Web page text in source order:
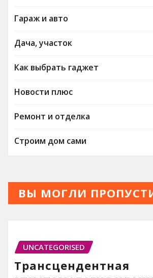
Гараж и авто
Дача, участок
Как выбрать гаджет
Новости плюс
Ремонт и отделка
Строим дом сами
ВЫ МОГЛИ
UNCATEGORISED
Трансцендентная